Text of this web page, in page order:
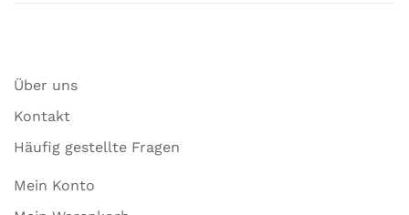
Über uns
Kontakt
Häufig gestellte Fragen
Mein Konto